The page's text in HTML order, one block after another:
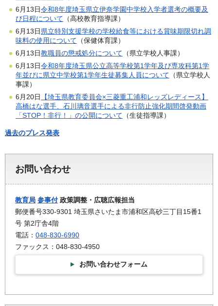
6月13日令和8年度埼玉県立伊奈学園中学校入学者選考の概要及
び日程について （高校教育指導課）
6月13日県立特別支援学校の学校給食等における賞味期限切れ調
味料の使用について （保健体育課）
6月13日教職員の懲戒処分について （県立学校人事課）
6月13日令和8年度埼玉県公立高等学校第1学年及び専攻科第1学
年並びに県立中学校第1学年生徒募集人員について （県立学校人
事課）
6月20日
【埼玉県教育委員会×三菱重工浦和レッズレディース】
高橋はな選手、石川璃音選手による非行防止強化期間啓発動画
「STOP！非行！」の公開について （生徒指導課）
過去のプレス発表
お問い合わせ
教育局 参事付政策調整・広聴広報担当
郵便番号330-9301 埼玉県さいたま市浦和区高砂三丁目15番1
号 第2庁舎4階
電話： 048-830-6990
ファックス：048-830-4950
お問い合わせフォーム